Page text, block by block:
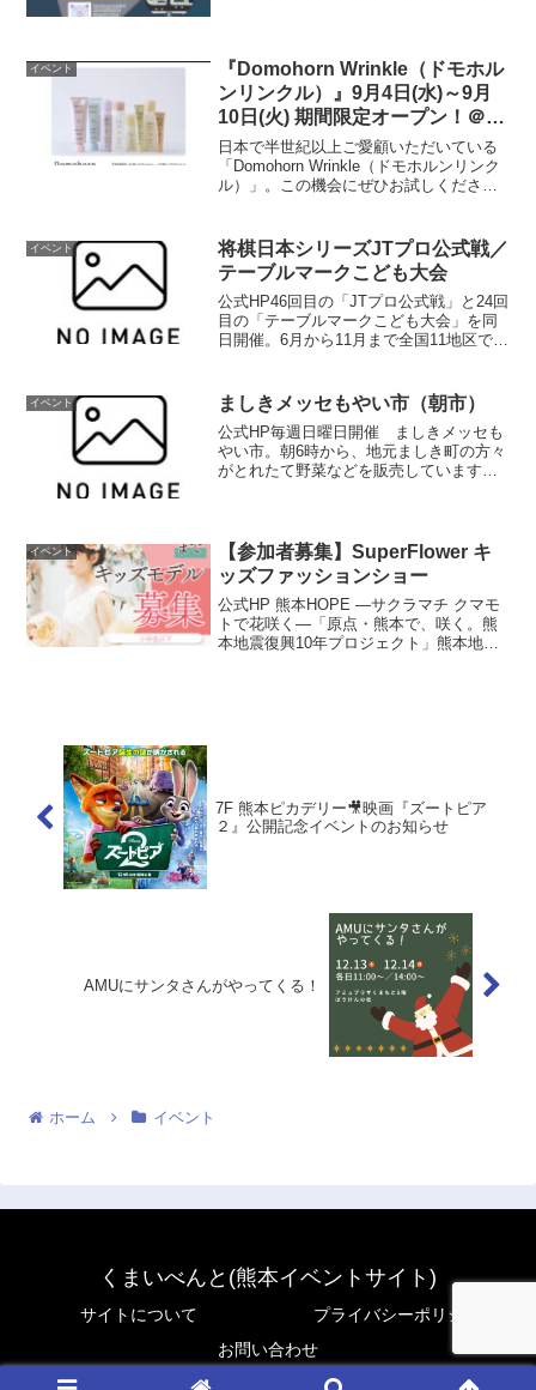
に参加していただきま...
イベント
『Domohorn Wrinkle（ドモホル
ンリンクル）』9月4日(水)～9月
10日(火) 期間限定オープン！＠ア
ミュプラザくまもと 2F
日本で半世紀以上ご愛顧いただいている
「Domohorn Wrinkle（ドモホルンリンク
ル）」。この機会にぜひお試しくださ
下りエスカレーター前公式HP
イベント
将棋日本シリーズJTプロ公式戦／
テーブルマークこども大会
公式HP46回目の「JTプロ公式戦」と24回
目の「テーブルマークこども大会」を同
日開催。6月から11月まで全国11地区で行
局。こども大会は「うでだめしコース」
「エン...
イベント ましきメッセもやい市（朝市）
公式HP毎週日曜日開催 ましきメッセも
やい市。朝6時から、地元ましき町の方々
がとれたて野菜などを販売しています。
～8時（売切れ...
イベント
【参加者募集】SuperFlower キ
ッズファッションショー
公式HP 熊本HOPE —サクラマチ クマモ
トで花咲く—「原点・熊本で、咲く。熊
本地震復興10年プロジェクト」熊本地震
7F 熊本ピカデリー🎥映画『ズートピア
２』公開記念イベントのお知らせ
AMUにサンタさんがやってくる！
ホーム イベント
くまいべんと(熊本イベントサイト)
サイトについて
プライバシーポリシー
お問い合わせ